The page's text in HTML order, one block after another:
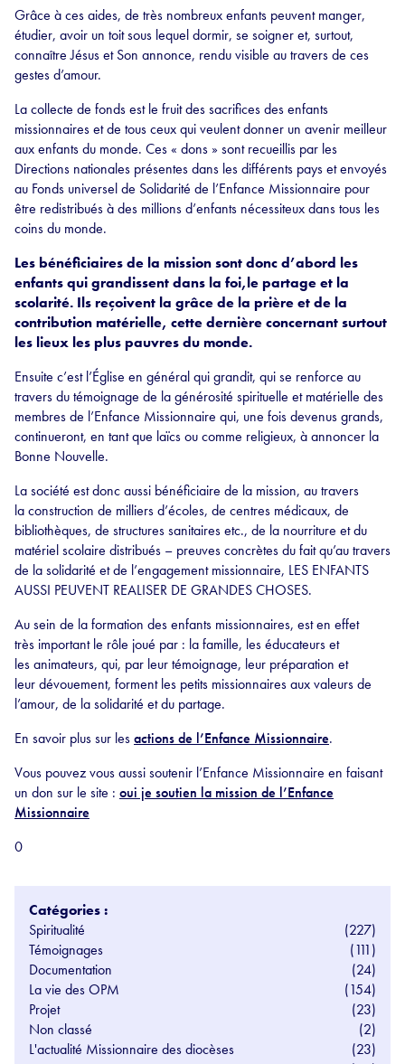
Grâce à ces aides, de très nombreux enfants peuvent manger,
étudier, avoir un toit sous lequel dormir, se soigner et, surtout,
connaître Jésus et Son annonce, rendu visible au travers de ces
gestes d’amour.
La collecte de fonds est le fruit des sacrifices des enfants
missionnaires et de tous ceux qui veulent donner un avenir meilleur
aux enfants du monde. Ces « dons » sont recueillis par les
Directions nationales présentes dans les différents pays et envoyés
au Fonds universel de Solidarité de l’Enfance Missionnaire pour
être redistribués à des millions d’enfants nécessiteux dans tous les
coins du monde.
Les bénéficiaires de la mission sont donc d’abord les
enfants qui grandissent dans la foi,le partage et la
scolarité. Ils reçoivent la grâce de la prière et de la
contribution matérielle, cette dernière concernant surtout
les lieux les plus pauvres du monde.
Ensuite c’est l’Église en général qui grandit, qui se renforce au
travers du témoignage de la générosité spirituelle et matérielle des
membres de l’Enfance Missionnaire qui, une fois devenus grands,
continueront, en tant que laïcs ou comme religieux, à annoncer la
Bonne Nouvelle.
La société est donc aussi bénéficiaire de la mission, au travers
la construction de milliers d’écoles, de centres médicaux, de
bibliothèques, de structures sanitaires etc., de la nourriture et du
matériel scolaire distribués – preuves concrètes du fait qu’au travers
de la solidarité et de l’engagement missionnaire, LES ENFANTS
AUSSI PEUVENT REALISER DE GRANDES CHOSES.
Au sein de la formation des enfants missionnaires, est en effet
très important le rôle joué par : la famille, les éducateurs et
les animateurs, qui, par leur témoignage, leur préparation et
leur dévouement, forment les petits missionnaires aux valeurs de
l’amour, de la solidarité et du partage.
En savoir plus sur lesactions de l’Enfance Missionnaire.
Vous pouvez vous aussi soutenir l’Enfance Missionnaire en faisant
un don sur le site : oui je soutien la mission de l’Enfance
Missionnaire
0
Catégories :
Spiritualité
(227)
Témoignages
(111)
Documentation
(24)
La vie des OPM
(154)
Projet
(23)
Non classé
(2)
L'actualité Missionnaire des diocèses
(23)